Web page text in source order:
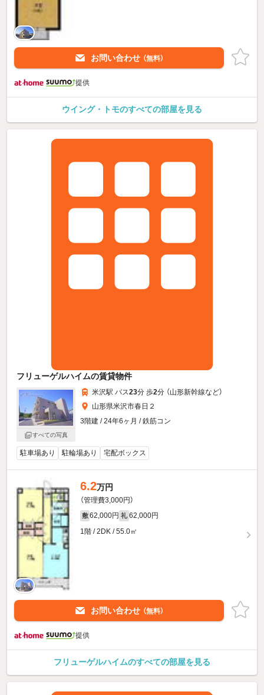
お問い合わせ （無料）
提供
ウイング・トモのすべての部屋を見る
フリューゲルハイムの賃貸物件
すべての写真
米沢駅 バス23分 歩2分 （山形新幹線など）
山形県米沢市春日２
3階建 / 24年6ヶ月 / 鉄筋コン
駐車場あり 駐輪場あり 宅配ボックス
6.2万円
（管理費3,000円）
敷 62,000円 礼 62,000円
1階 / 2DK / 55.0㎡
お問い合わせ （無料）
提供
フリューゲルハイムのすべての部屋を見る